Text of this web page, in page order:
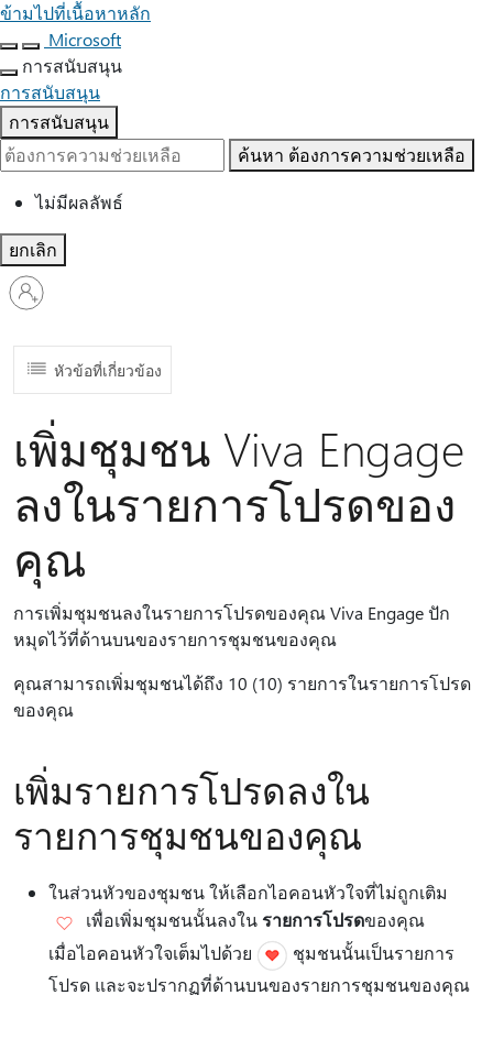
ข้ามไปที่เนื้อหาหลัก
Microsoft
การสนับสนุน
การสนับสนุน
การสนับสนุน
ค้นหา ต้องการความช่วยเหลือ
ไม่มีผลลัพธ์
ยกเลิก
ลงชื่อ
เข้า
บัญชี
ของ
หัวข้อที่เกี่ยวข้อง
เพิ่มชุมชน Viva Engage
ลงในรายการโปรดของ
คุณ
การเพิ่มชุมชนลงในรายการโปรดของคุณ Viva Engage ปัก
หมุดไว้ที่ด้านบนของรายการชุมชนของคุณ
คุณสามารถเพิ่มชุมชนได้ถึง 10 (10) รายการในรายการโปรด
ของคุณ
เพิ่มรายการโปรดลงใน
รายการชุมชนของคุณ
ในส่วนหัวของชุมชน ให้เลือกไอคอนหัวใจที่ไม่ถูกเติม
เพื่อเพิ่มชุมชนนั้นลงใน รายการโปรดของคุณ
เมื่อไอคอนหัวใจเต็มไปด้วย
ชุมชนนั้นเป็นรายการ
โปรด และจะปรากฏที่ด้านบนของรายการชุมชนของคุณ